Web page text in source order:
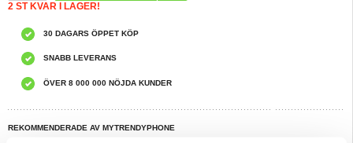
2 ST KVAR I LAGER!
30 DAGARS ÖPPET KÖP
SNABB LEVERANS
ÖVER 8 000 000 NÖJDA KUNDER
REKOMMENDERADE AV MYTRENDYPHONE